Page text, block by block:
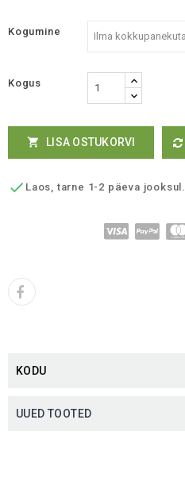
Kogumine
Kogus
 LISA OSTUKORVI
 Laos, tarne 1-2 päeva jooksul.
KODU
UUED TOOTED